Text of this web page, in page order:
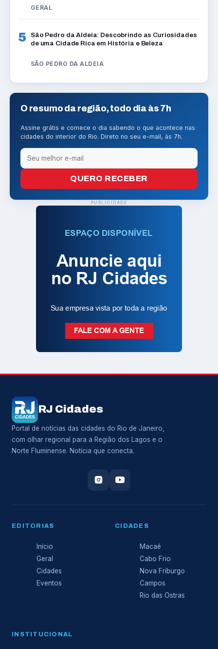
GERAL
5
São Pedro da Aldeia: Descobrindo as Curiosidades
de uma Cidade Rica em História e Beleza
SÃO PEDRO DA ALDEIA
O resumo da região, todo dia às 7h
Assine grátis e comece o dia sabendo o que acontece nas
cidades do interior do Rio. Direto no seu e-mail, às 7h.
QUERO RECEBER
PUBLICIDADE
RJ Cidades
Portal de notícias das cidades do Rio de Janeiro,
com olhar regional para a Região dos Lagos e o
Norte Fluminense. Notícia que conecta.
EDITORIAS
Início
Geral
Cidades
Eventos
CIDADES
Macaé
Cabo Frio
Nova Friburgo
Campos
Rio das Ostras
INSTITUCIONAL